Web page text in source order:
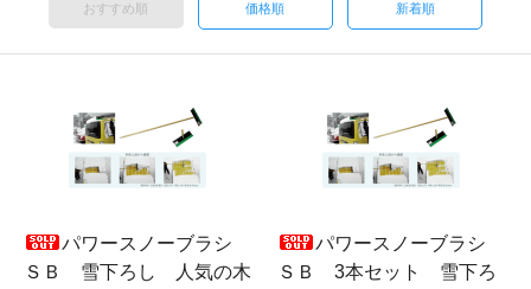
おすすめ順 価格順 新着順
パワースノーブラシ
ＳＢ 雪下ろし 人気の木
パワースノーブラシ
ＳＢ 3本セット 雪下ろ